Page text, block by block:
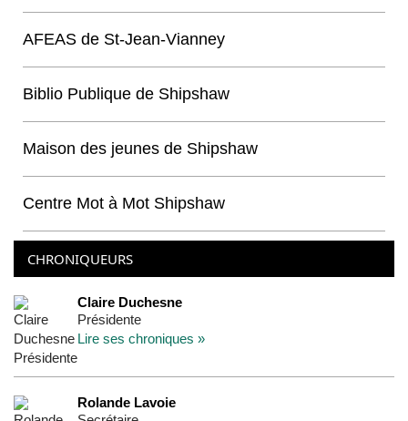
AFEAS de St-Jean-Vianney
Biblio Publique de Shipshaw
Maison des jeunes de Shipshaw
Centre Mot à Mot Shipshaw
CHRONIQUEURS
Claire Duchesne
Présidente
Lire ses chroniques »
Rolande Lavoie